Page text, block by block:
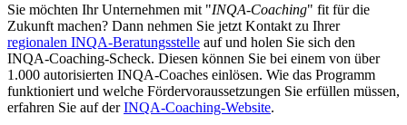
Sie möchten Ihr Unternehmen mit "INQA-Coaching" fit für die
Zukunft machen? Dann nehmen Sie jetzt Kontakt zu Ihrer
regionalen INQA-Beratungsstelle auf und holen Sie sich den
INQA-Coaching-Scheck. Diesen können Sie bei einem von über
1.000 autorisierten INQA-Coaches einlösen. Wie das Programm
funktioniert und welche Fördervoraussetzungen Sie erfüllen müssen,
erfahren Sie auf derINQA-Coaching-Website.